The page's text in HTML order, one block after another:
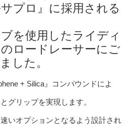
プロ』に採用される
を使用したライディ
ロードレーサーにご
した。
+ Silica』コンパウンドによ
グリップを実現します。
いオプションとなるよう設計され